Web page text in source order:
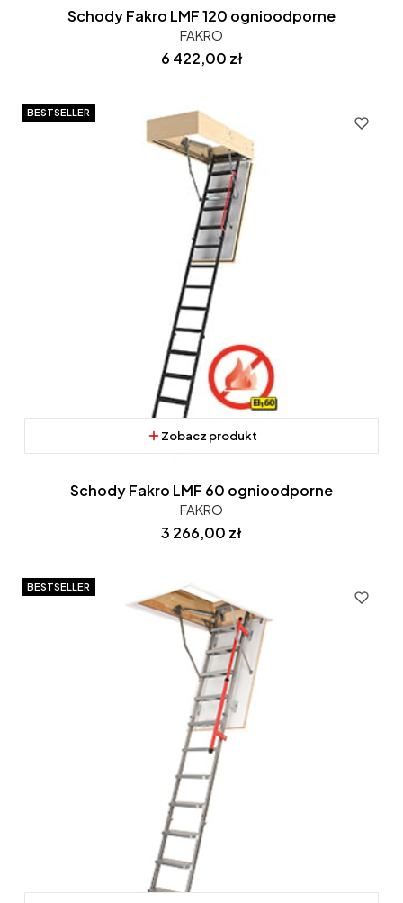
Schody Fakro LMF 120 ognioodporne
FAKRO
Cena
6 422,00 zł
BESTSELLER
Zobacz produkt
Schody Fakro LMF 60 ognioodporne
FAKRO
Cena
3 266,00 zł
BESTSELLER